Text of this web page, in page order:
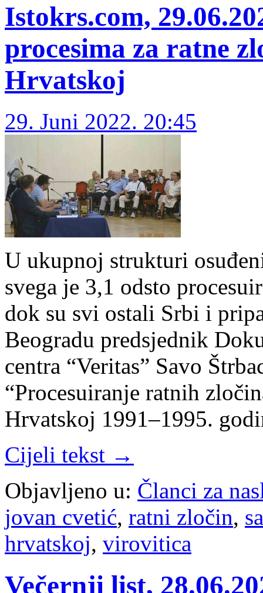
Istokrs.com,
procesima za ratne
Hrvatskoj
29. Juni 2022. 20:45
U ukupnoj strukturi
svega je 3,1 odsto
dok su svi ostali Srbi i
Beogradu predsjednik
centra “Veritas” Savo
“Procesuiranje ratnih
Hrvatskoj 1991–1995.
Cijeli tekst →
Objavljeno u: Članci za
jovan cvetić, ratni zločin,
hrvatskoj, virovitica
Večernji list,